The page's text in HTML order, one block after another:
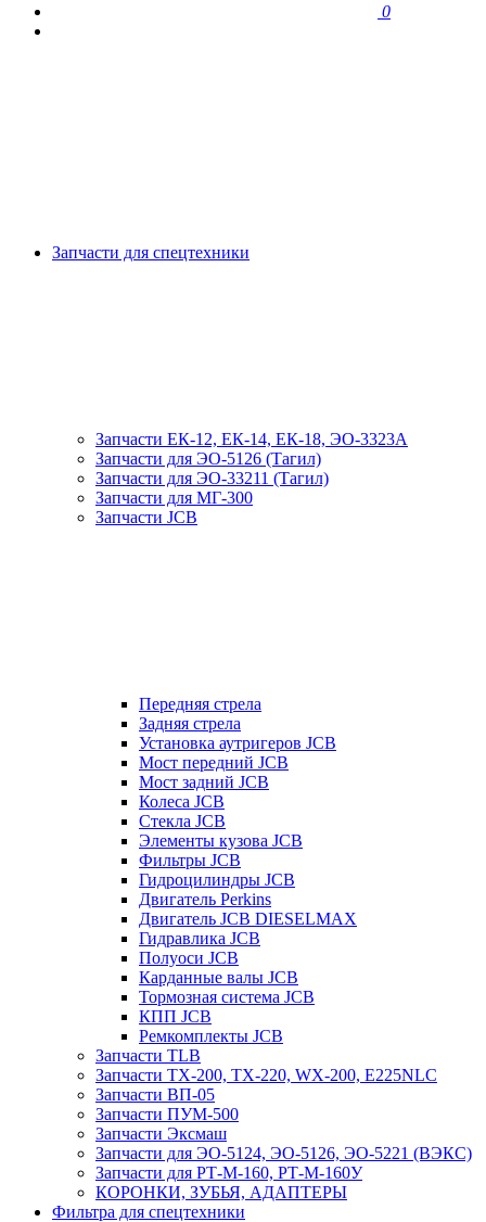
0
Запчасти для спецтехники
Запчасти ЕК-12, ЕК-14, ЕК-18, ЭО-3323А
Запчасти для ЭО-5126 (Тагил)
Запчасти для ЭО-33211 (Тагил)
Запчасти для МГ-300
Запчасти JCB
Передняя стрела
Задняя стрела
Установка аутригеров JCB
Мост передний JCB
Мост задний JCB
Колеса JCB
Стекла JCB
Элементы кузова JCB
Фильтры JCB
Гидроцилиндры JCB
Двигатель Perkins
Двигатель JCB DIESELMAX
Гидравлика JCB
Полуоси JCB
Карданные валы JCB
Тормозная система JCB
КПП JCB
Ремкомплекты JCB
Запчасти TLB
Запчасти TX-200, TX-220, WX-200, E225NLC
Запчасти ВП-05
Запчасти ПУМ-500
Запчасти Эксмаш
Запчасти для ЭО-5124, ЭО-5126, ЭО-5221 (ВЭКС)
Запчасти для РТ-М-160, РТ-М-160У
КОРОНКИ, ЗУБЬЯ, АДАПТЕРЫ
Фильтра для спецтехники